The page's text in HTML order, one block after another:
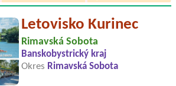
Letovisko Kurinec
Rimavská Sobota
Banskobystrický kraj
Okres Rimavská Sobota